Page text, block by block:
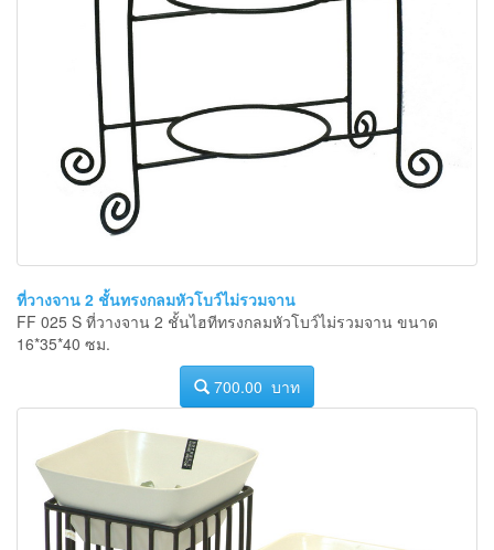
ที่วางจาน 2 ชั้นทรงกลมหัวโบว์ไม่รวมจาน
FF 025 S ที่วางจาน 2 ชั้นไฮทีทรงกลมหัวโบว์ไม่รวมจาน ขนาด
16*35*40 ซม.
700.00 บาท